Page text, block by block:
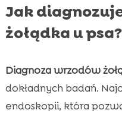
Jak
żołądka u psa?
Diagnoza wrzodów
dokładnych badań.
endoskopii, która